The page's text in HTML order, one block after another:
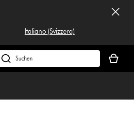
Italiano (Svizzera)
Dyson.ch
durchsuchen
ist